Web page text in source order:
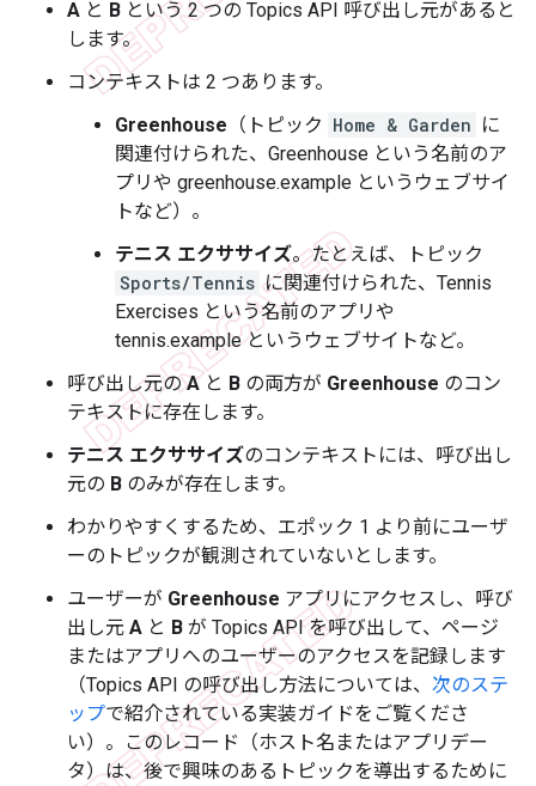
A と B という 2 つの Topics API 呼び出し元があると
します。
コンテキストは 2 つあります。
Greenhouse （トピック Home & Garden に
関連付けられた、Greenhouse という名前のア
プリや greenhouse.example というウェブサイ
トなど）。
テニス エクササイズ。たとえば、トピック
Sports/Tennis に関連付けられた、Tennis
Exercises という名前のアプリや
tennis.example というウェブサイトなど。
呼び出し元のAと B の両方が Greenhouse のコン
テキストに存在します。
テニス エクササイズのコンテキストには、呼び出し
元の B のみが存在します。
わかりやすくするため、エポック 1 より前にユーザ
ーのトピックが観測されていないとします。
ユーザーが Greenhouse アプリにアクセスし、呼び
出し元 A と B が Topics API を呼び出して、ページ
またはアプリへのユーザーのアクセスを記録します
（Topics API の呼び出し方法については、 次のステ
ップで紹介されている実装ガイドをご覧くださ
い）。このレコード（ホスト名またはアプリデー
タ）は、後で興味のあるトピックを導出するために